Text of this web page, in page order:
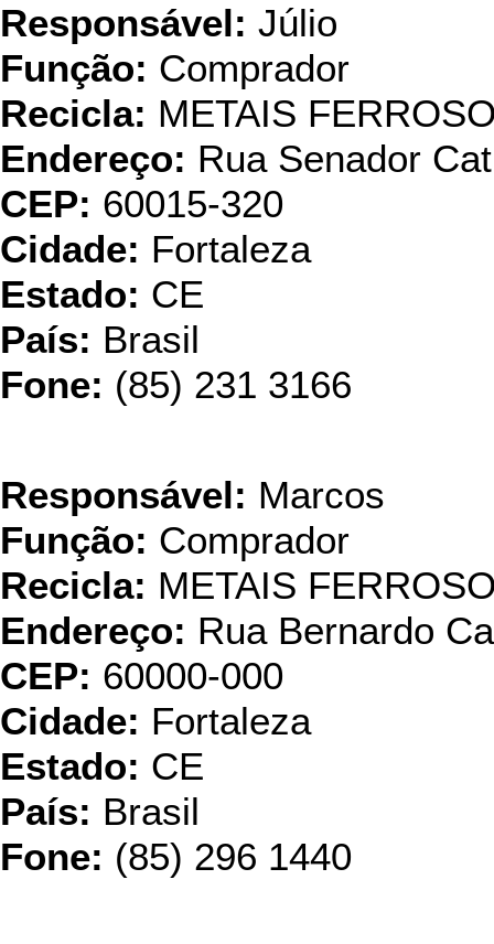
Responsável: Júlio
Função: Comprador
Recicla: METAIS
Endereço: Rua Senador
CEP: 60015-320
Cidade: Fortaleza
Estado: CE
País: Brasil
Fone: (85) 231 3166
Responsável: Marcos
Função: Comprador
Recicla: METAIS
Endereço: Rua Bernardo
CEP: 60000-000
Cidade: Fortaleza
Estado: CE
País: Brasil
Fone: (85) 296 1440